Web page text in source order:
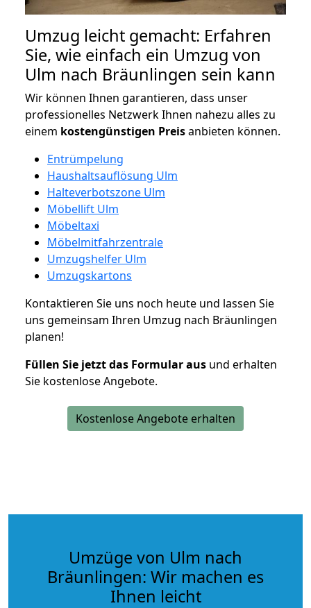
Umzug leicht gemacht: Erfahren
Sie, wie einfach ein Umzug von
Ulm nach Bräunlingen sein kann
Wir können Ihnen garantieren, dass unser
professionelles Netzwerk Ihnen nahezu alles zu
einem kostengünstigen Preisanbieten können.
Entrümpelung
Haushaltsauflösung Ulm
Halteverbotszone Ulm
Möbellift Ulm
Möbeltaxi
Möbelmitfahrzentrale
Umzugshelfer Ulm
Umzugskartons
Kontaktieren Sie uns noch heute und lassen Sie
uns gemeinsam Ihren Umzug nach Bräunlingen
planen!
Füllen Sie jetzt das Formular aus und erhalten
Sie kostenlose Angebote.
Kostenlose Angebote erhalten
Umzüge von Ulm nach
Bräunlingen: Wir machen es
Ihnen leicht